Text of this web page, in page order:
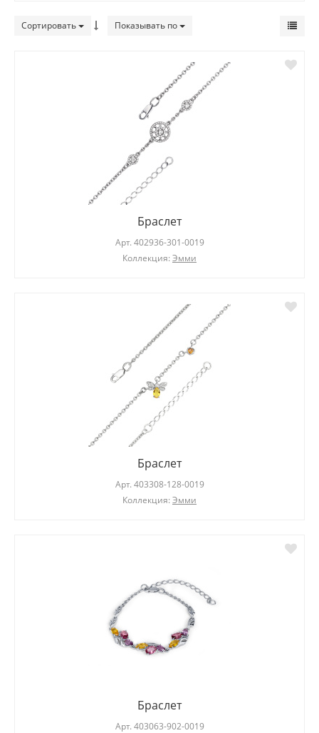
Сортировать Показывать по
Браслет
Арт. 402936-301-0019
Коллекция: Эмми
Браслет
Арт. 403308-128-0019
Коллекция: Эмми
Браслет
Арт. 403063-902-0019